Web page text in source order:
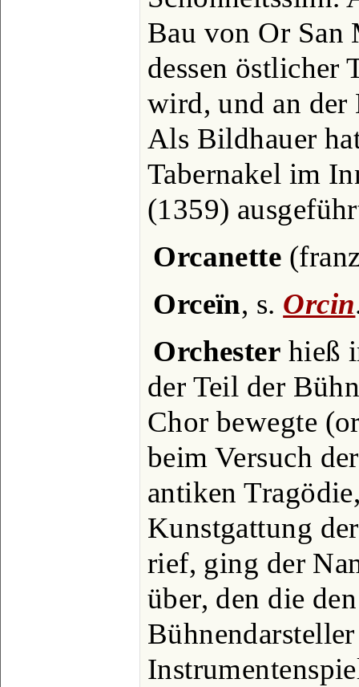
Bau von Or San
dessen östlicher
wird, und an
Als Bildhauer
Tabernakel im
(1359)
Orcanette
Orceïn, s. Orcin
Orchester hieß
der Teil der
Chor bewegte
beim Versuch
antiken
Kunstgattung
rief, ging der
über, den die